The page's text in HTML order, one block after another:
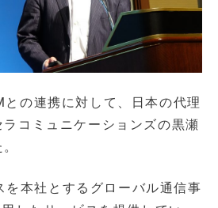
の連携に対して、日本の代理
コミュニケーションズの黒瀬
本社とするグローバル通信事